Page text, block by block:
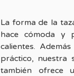
La forma de la
hace cómoda y
calientes.
práctico, nuestra
también ofrece